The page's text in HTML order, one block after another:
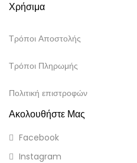
Χρήσιμα
Τρόποι Αποστολής
Τρόποι Πληρωμής
Πολιτική επιστροφών
Ακολουθήστε Μας
Facebook
Instagram